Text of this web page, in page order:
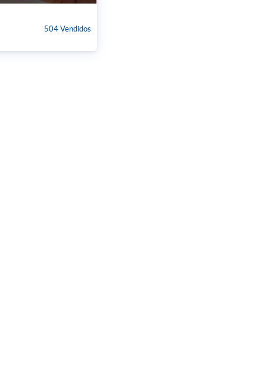
504 Vendidos